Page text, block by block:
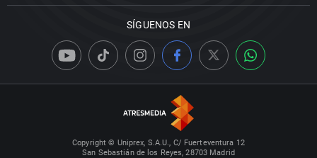
SÍGUENOS EN
Copyright © Uniprex, S.A.U., C/ Fuerteventura 12
San Sebastián de los Reyes, 28703 Madrid